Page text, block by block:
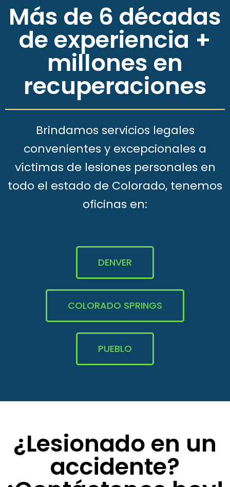
Más de 6 décadas
de experiencia +
millones en
recuperaciones
Brindamos servicios legales
convenientes y excepcionales a
víctimas de lesiones personales en
todo el estado de Colorado, tenemos
oficinas en:
DENVER
COLORADO SPRINGS
PUEBLO
¿Lesionado en un
accidente?